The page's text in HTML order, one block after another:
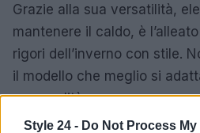
Style 24 - Do Not Process
Grazie alla sua versatilità,
mantenere il caldo, è
rigori dell’inverno con stile.
il modello che meglio si
personalità.